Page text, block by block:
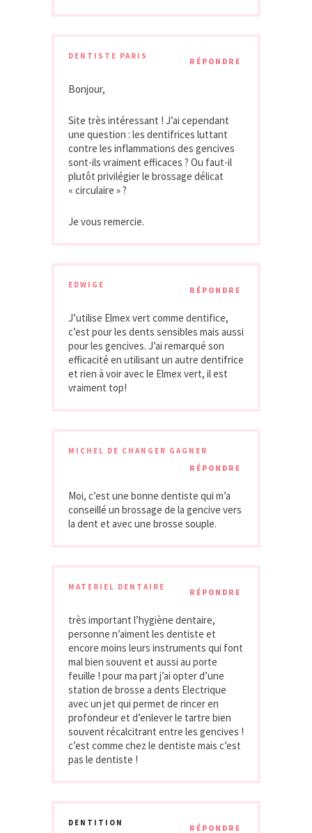
DENTISTE PARIS
RÉPONDRE
Bonjour,
Site très intéressant ! J’ai cependant
une question : les dentifrices luttant
contre les inflammations des gencives
sont-ils vraiment efficaces ? Ou faut-il
plutôt privilégier le brossage délicat
« circulaire » ?
Je vous remercie.
EDWIGE
RÉPONDRE
J’utilise Elmex vert comme dentifice,
c’est pour les dents sensibles mais aussi
pour les gencives. J’ai remarqué son
efficacité en utilisant un autre dentifrice
et rien à voir avec le Elmex vert, il est
vraiment top!
MICHEL DE CHANGER GAGNER
RÉPONDRE
Moi, c’est une bonne dentiste qui m’a
conseillé un brossage de la gencive vers
la dent et avec une brosse souple.
MATERIEL DENTAIRE
RÉPONDRE
très important l’hygiène dentaire,
personne n’aiment les dentiste et
encore moins leurs instruments qui font
mal bien souvent et aussi au porte
feuille ! pour ma part j’ai opter d’une
station de brosse a dents Electrique
avec un jet qui permet de rincer en
profondeur et d’enlever le tartre bien
souvent récalcitrant entre les gencives !
c’est comme chez le dentiste mais c’est
pas le dentiste !
DENTITION
RÉPONDRE